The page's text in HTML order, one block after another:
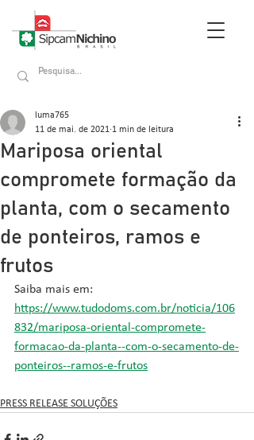
Mariposa oriental
compromete formação da
planta, com o secamento
de ponteiros, ramos e
frutos
luma765
11 de mai. de 2021 1 min de leitura
Saiba mais em:
https://www.tudodoms.com.br/noticia/106
832/mariposa-oriental-compromete-
formacao-da-planta--com-o-secamento-de-
ponteiros--ramos-e-frutos
PRESS RELEASE SOLUÇÕES